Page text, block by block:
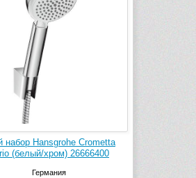
набор Hansgrohe Crometta
(белый/хром) 26666400
Германия